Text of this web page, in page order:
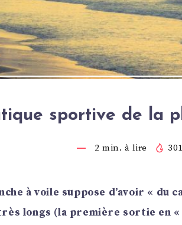
sportive de la
2 min. à lire 301
à voile suppose d’avoir « du
longs (la première sortie en